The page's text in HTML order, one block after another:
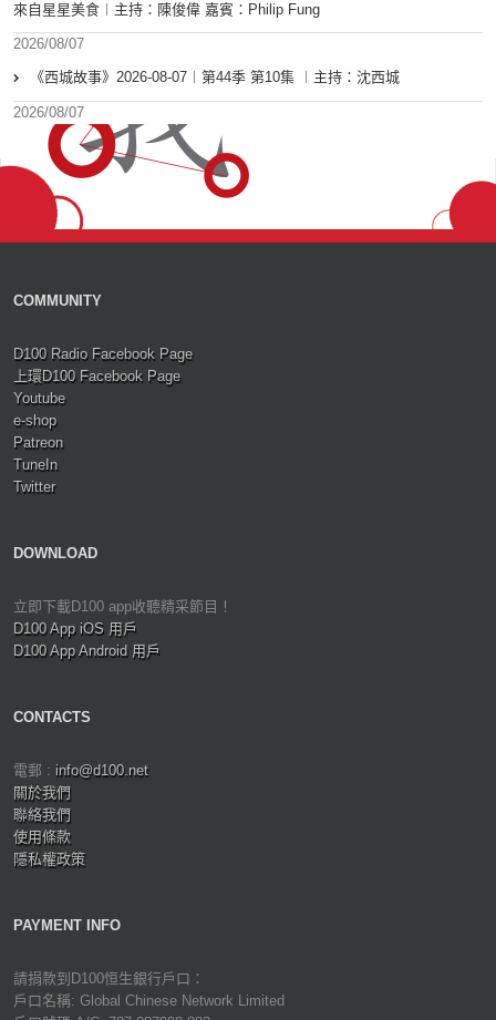
來自星星美食︱主持：陳俊偉 嘉賓：Philip Fung
2026/08/07
《西城故事》2026-08-07︱第44季 第10集 ︱主持：沈西城
2026/08/07
COMMUNITY
D100 Radio Facebook Page
上環D100 Facebook Page
Youtube
e-shop
Patreon
TuneIn
Twitter
DOWNLOAD
立即下載D100 app收聽精采節目！
D100 App iOS 用戶
D100 App Android 用戶
CONTACTS
電郵 : info@d100.net
關於我們
聯絡我們
使用條款
隱私權政策
PAYMENT INFO
請捐款到D100恒生銀行戶口：
戶口名稱: Global Chinese Network Limited